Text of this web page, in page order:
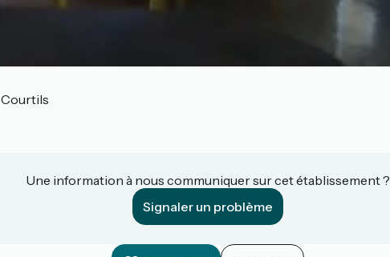
Courtils
Une information à nous communiquer sur cet établissement ?
Signaler un problème